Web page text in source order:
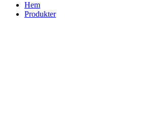
Hem
Produkter